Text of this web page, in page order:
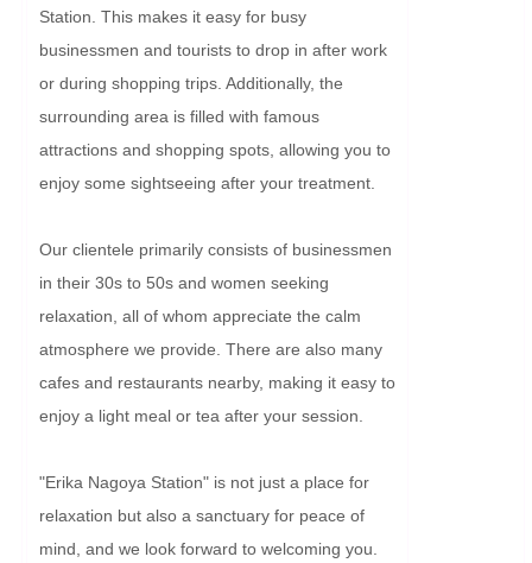
Station. This makes it easy for busy
businessmen and tourists to drop in after work
or during shopping trips. Additionally, the
surrounding area is filled with famous
attractions and shopping spots, allowing you to
enjoy some sightseeing after your treatment.
Our clientele primarily consists of businessmen
in their 30s to 50s and women seeking
relaxation, all of whom appreciate the calm
atmosphere we provide. There are also many
cafes and restaurants nearby, making it easy to
enjoy a light meal or tea after your session.
"Erika Nagoya Station" is not just a place for
relaxation but also a sanctuary for peace of
mind, and we look forward to welcoming you.